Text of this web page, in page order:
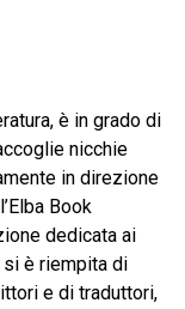
è in grado di
nicchie
in direzione
Book
dedicata ai
si è riempita di
e di traduttori,